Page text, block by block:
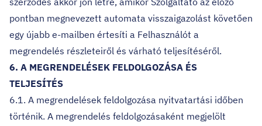
pontban megnevezett automata visszaigazolást követően
egy újabb e-mailben értesíti a Felhasználót a
megrendelés részleteiről és várható teljesítéséről.
6. A MEGRENDELÉSEK FELDOLGOZÁSA ÉS
TELJESÍTÉS
6.1. A megrendelések feldolgozása nyitvatartási időben
történik. A megrendelés feldolgozásaként megjelölt